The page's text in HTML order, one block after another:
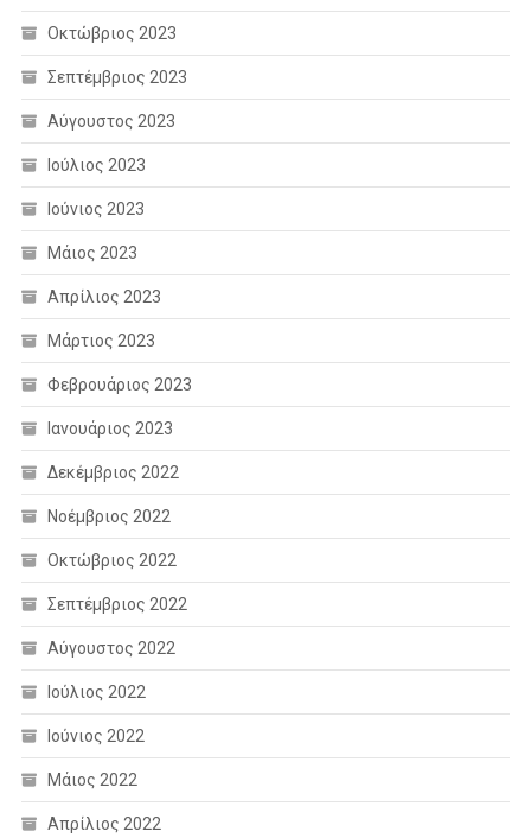
Οκτώβριος 2023
Σεπτέμβριος 2023
Αύγουστος 2023
Ιούλιος 2023
Ιούνιος 2023
Μάιος 2023
Απρίλιος 2023
Μάρτιος 2023
Φεβρουάριος 2023
Ιανουάριος 2023
Δεκέμβριος 2022
Νοέμβριος 2022
Οκτώβριος 2022
Σεπτέμβριος 2022
Αύγουστος 2022
Ιούλιος 2022
Ιούνιος 2022
Μάιος 2022
Απρίλιος 2022